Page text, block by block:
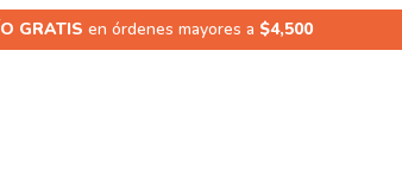
10compras · Ganas1 GRATIS en productos